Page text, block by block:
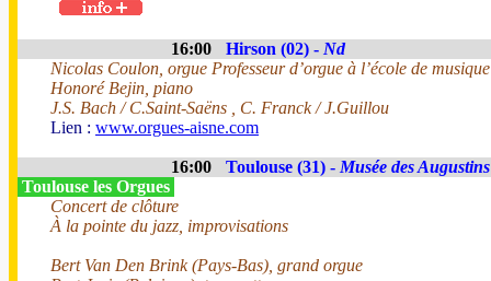
16:00 Hirson (02) - Nd
Nicolas Coulon, orgue Professeur d’orgue à l’école de
Honoré Bejin, piano
J.S. Bach / C.Saint-Saëns , C. Franck / J.Guillou
Lien : www.orgues-aisne.com
16:00 Toulouse (31) - Musée des Augustins
Toulouse les Orgues
Concert de clôture
À la pointe du jazz, improvisations
Bert Van Den Brink (Pays-Bas), grand orgue